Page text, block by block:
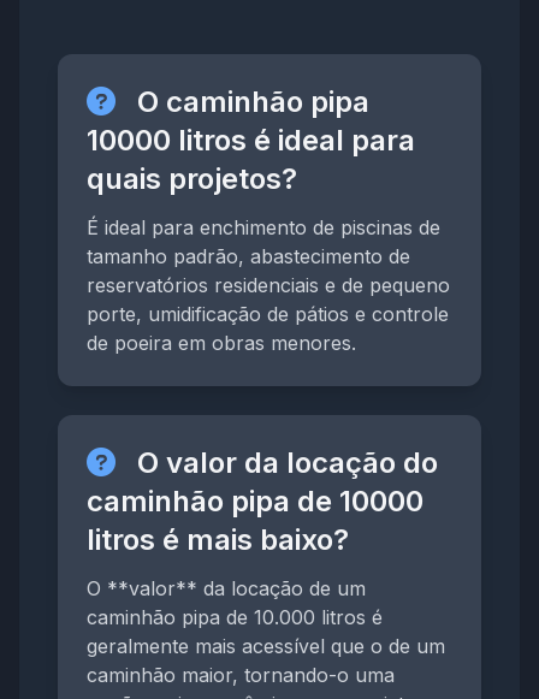
O caminhão pipa
10000 litros é ideal para
quais projetos?
É ideal para enchimento de piscinas de
tamanho padrão, abastecimento de
reservatórios residenciais e de pequeno
porte, umidificação de pátios e controle
de poeira em obras menores.
O valor da locação do
caminhão pipa de 10000
litros é mais baixo?
O **valor** da locação de um
caminhão pipa de 10.000 litros é
geralmente mais acessível que o de um
caminhão maior, tornando-o uma